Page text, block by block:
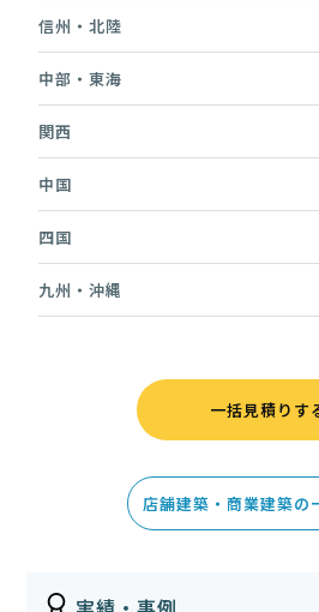
信州・北陸
中部・東海
関西
中国
四国
九州・沖縄
一括見積りす
店舗建築・商業建築の